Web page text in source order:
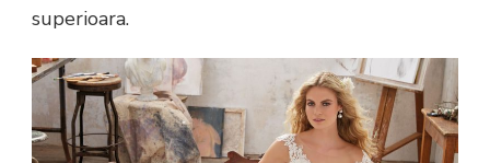
superioara.